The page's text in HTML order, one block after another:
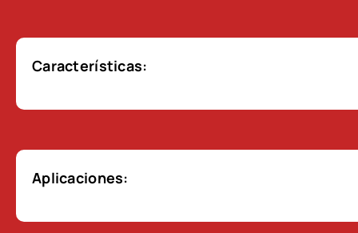
Características:
Aplicaciones: